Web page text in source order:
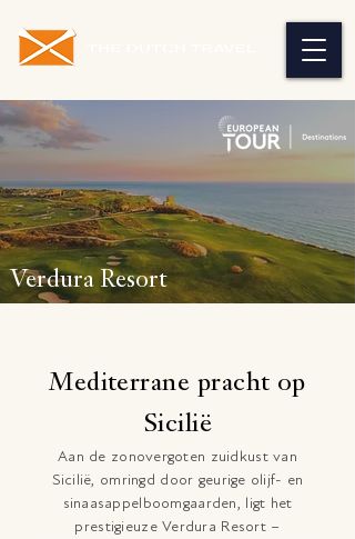
Verdura Resort
Mediterrane pracht op
Sicilië
Aan de zonovergoten zuidkust van
Sicilië, omringd door geurige olijf- en
sinaasappelboomgaarden, ligt het
prestigieuze Verdura Resort –